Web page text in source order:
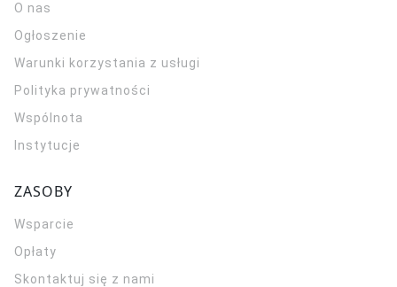
O nas
Ogłoszenie
Warunki korzystania z usługi
Polityka prywatności
Wspólnota
Instytucje
ZASOBY
Wsparcie
Opłaty
Skontaktuj się z nami